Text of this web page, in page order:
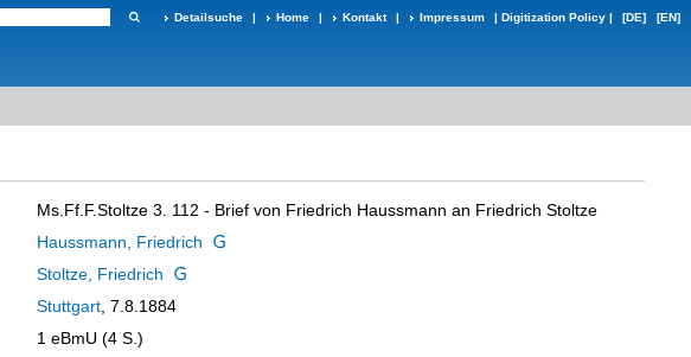
Detailsuche | Home | Kontakt | Impressum | Digitization Policy | [DE] [EN]
Ms.Ff.F.Stoltze 3. 112 - Brief von Friedrich Haussmann an Friedrich Stoltze
Haussmann, Friedrich
Stoltze, Friedrich
Stuttgart , 7.8.1884
1 eBmU (4 S.)